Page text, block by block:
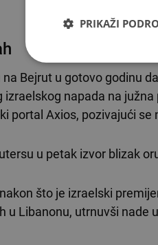
Bejrut u gotovo godinu
napada na
portal Axios, pozivajući se
u petak izvor blizak
što je izraelski
u Libanonu, utrnuvši nade
PRIKAŽI